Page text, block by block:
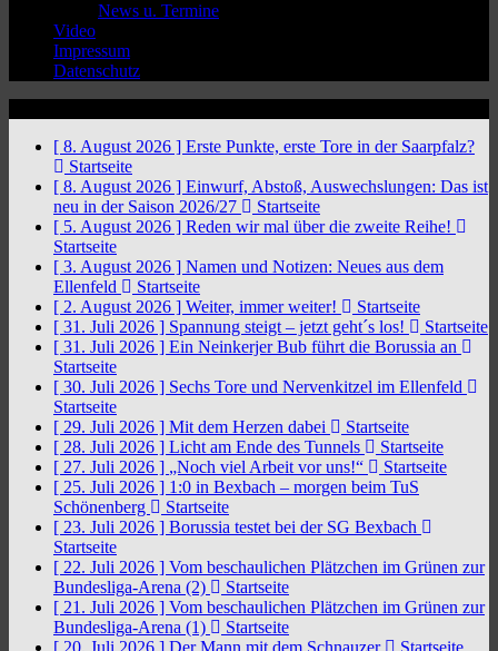
News u. Termine
Video
Impressum
Datenschutz
[ 8. August 2026 ] Erste Punkte, erste Tore in der Saarpfalz?
Startseite
[ 8. August 2026 ] Einwurf, Abstoß, Auswechslungen: Das ist
neu in der Saison 2026/27
Startseite
[ 5. August 2026 ] Reden wir mal über die zweite Reihe!
Startseite
[ 3. August 2026 ] Namen und Notizen: Neues aus dem
Ellenfeld
Startseite
[ 2. August 2026 ] Weiter, immer weiter!
Startseite
[ 31. Juli 2026 ] Spannung steigt – jetzt geht´s los!
Startseite
[ 31. Juli 2026 ] Ein Neinkerjer Bub führt die Borussia an
Startseite
[ 30. Juli 2026 ] Sechs Tore und Nervenkitzel im Ellenfeld
Startseite
[ 29. Juli 2026 ] Mit dem Herzen dabei
Startseite
[ 28. Juli 2026 ] Licht am Ende des Tunnels
Startseite
[ 27. Juli 2026 ] „Noch viel Arbeit vor uns!“
Startseite
[ 25. Juli 2026 ] 1:0 in Bexbach – morgen beim TuS
Schönenberg
Startseite
[ 23. Juli 2026 ] Borussia testet bei der SG Bexbach
Startseite
[ 22. Juli 2026 ] Vom beschaulichen Plätzchen im Grünen zur
Bundesliga-Arena (2)
Startseite
[ 21. Juli 2026 ] Vom beschaulichen Plätzchen im Grünen zur
Bundesliga-Arena (1)
Startseite
[ 20. Juli 2026 ] Der Mann mit dem Schnauzer
Startseite